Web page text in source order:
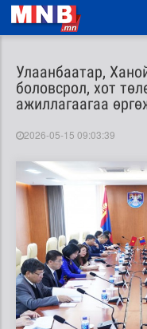
Улаанбаатар,
боловсрол, хот
ажиллагаагаа
2026-05-15 09:03:39